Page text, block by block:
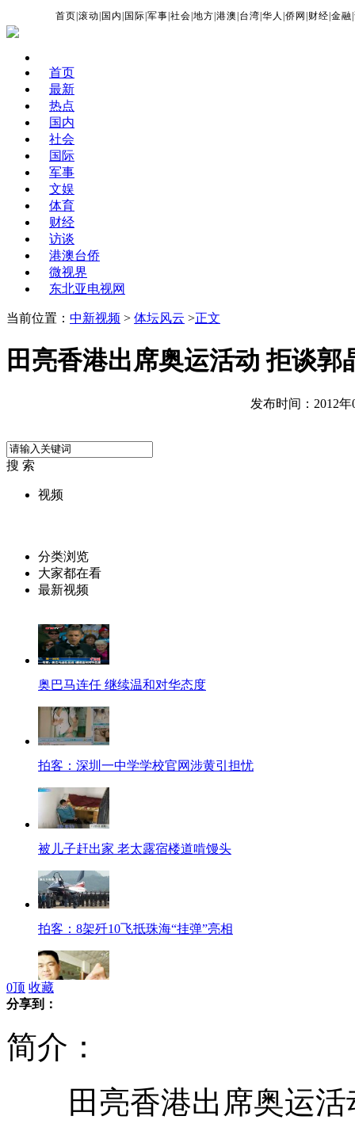
首页 |滚动 国内 国际 |军事 |社会 |地方 |港澳 台湾 |华人 |侨网 财经 |金融 |
首页
最新
热点
国内
社会
国际
军事
文娱
体育
财经
访谈
港澳台侨
微视界
东北亚电视网
当前位置： 中新视频 > 体坛风云 >正文
田亮香港出席奥运活动 拒谈郭
发布时间：2012年
搜 索
视频
分类浏览
大家都在看
最新视频
奥巴马连任 继续温和对华态度
拍客：深圳一中学学校官网涉黄引担忧
被儿子赶出家 老太露宿楼道啃馒头
拍客：8架歼10飞抵珠海“挂弹”亮相
拍客：牛人徒手60秒可打开50多支针剂
拍客：山村女教师养猪13年培养百位孩子
0顶 收藏
分享到：
简介：
田亮香港出席奥运活